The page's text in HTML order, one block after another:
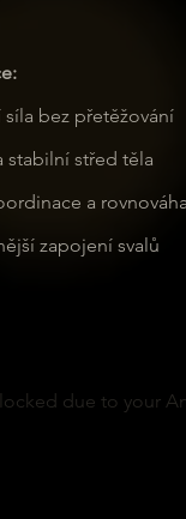
bez přetěžování
stabilní střed těla
a rovnováha
zapojení svalů
due to your